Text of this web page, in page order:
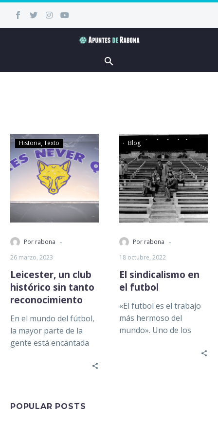
Historia Texto
Por rabona -
26 marzo, 2023
Leicester, un club
histórico sin tanto
reconocimiento
En el mundo del fútbol,
la mayor parte de la
gente está encantada
Blog
Por rabona -
18 octubre, 2022
El sindicalismo en
el futbol
«El futbol es el trabajo
más hermoso del
mundo». Uno de los
POPULAR POSTS